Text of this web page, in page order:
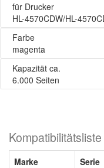
für Drucker
HL-4570CDW/HL-
Farbe
magenta
Kapazität ca.
6.000 Seiten
Kompatibilitätsliste
Marke Serie